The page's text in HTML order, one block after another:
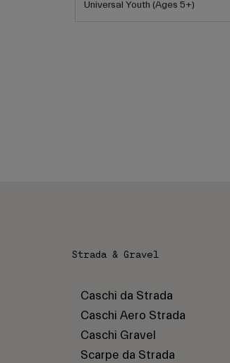
Universal Youth (Ages 5+)
Strada & Gravel
Caschi da Strada
Caschi Aero Strada
Caschi Gravel
Scarpe da Strada